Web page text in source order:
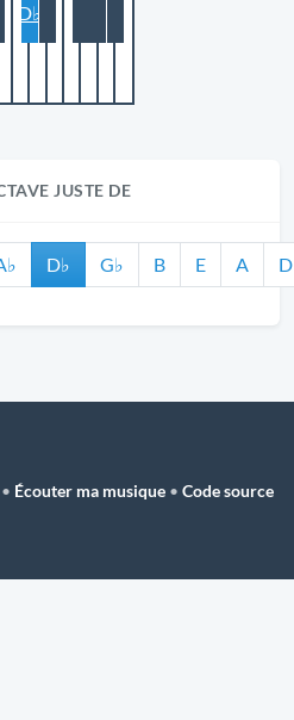
D♭
JUSTE DE
D♭ G♭ B E A D
• Écouter ma musique • Code source